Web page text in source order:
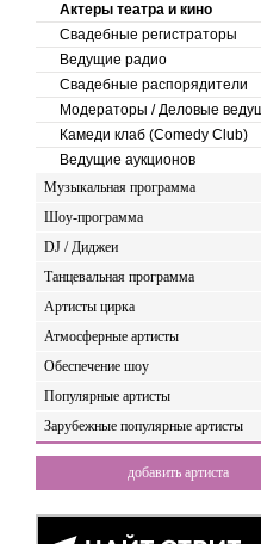
Актеры театра и кино
Свадебные регистраторы
Ведущие радио
Свадебные распорядители
Модераторы / Деловые
Камеди клаб (Comedy Club)
Ведущие аукционов
Музыкальная программа
Шоу-программа
DJ / Диджеи
Танцевальная программа
Артисты цирка
Атмосферные артисты
Обеспечение шоу
Популярные артисты
Зарубежные популярные артисты
добавить артиста